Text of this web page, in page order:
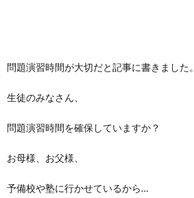
問題演習時間が大切だと記事に書きました。
生徒のみなさん、
問題演習時間を確保していますか？
お母様、お父様、
予備校や塾に行かせているから…